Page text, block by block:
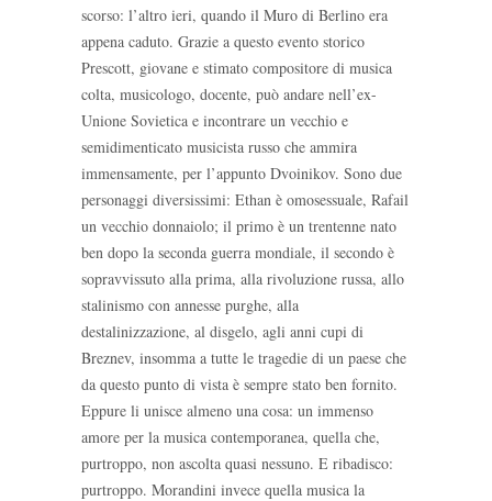
scorso: l’altro ieri, quando il Muro di Berlino era
appena caduto. Grazie a questo evento storico
Prescott, giovane e stimato compositore di musica
colta, musicologo, docente, può andare nell’ex-
Unione Sovietica e incontrare un vecchio e
semidimenticato musicista russo che ammira
immensamente, per l’appunto Dvoinikov. Sono due
personaggi diversissimi: Ethan è omosessuale, Rafail
un vecchio donnaiolo; il primo è un trentenne nato
ben dopo la seconda guerra mondiale, il secondo è
sopravvissuto alla prima, alla rivoluzione russa, allo
stalinismo con annesse purghe, alla
destalinizzazione, al disgelo, agli anni cupi di
Breznev, insomma a tutte le tragedie di un paese che
da questo punto di vista è sempre stato ben fornito.
Eppure li unisce almeno una cosa: un immenso
amore per la musica contemporanea, quella che,
purtroppo, non ascolta quasi nessuno. E ribadisco:
purtroppo. Morandini invece quella musica la